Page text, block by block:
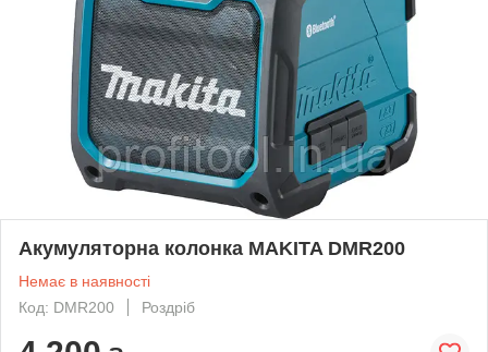
Акумуляторна колонка MAKITA DMR200
Немає в наявності
Код: DMR200
Роздріб